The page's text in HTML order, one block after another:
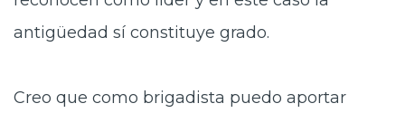
antigüedad sí constituye grado.
Creo que como brigadista puedo aportar